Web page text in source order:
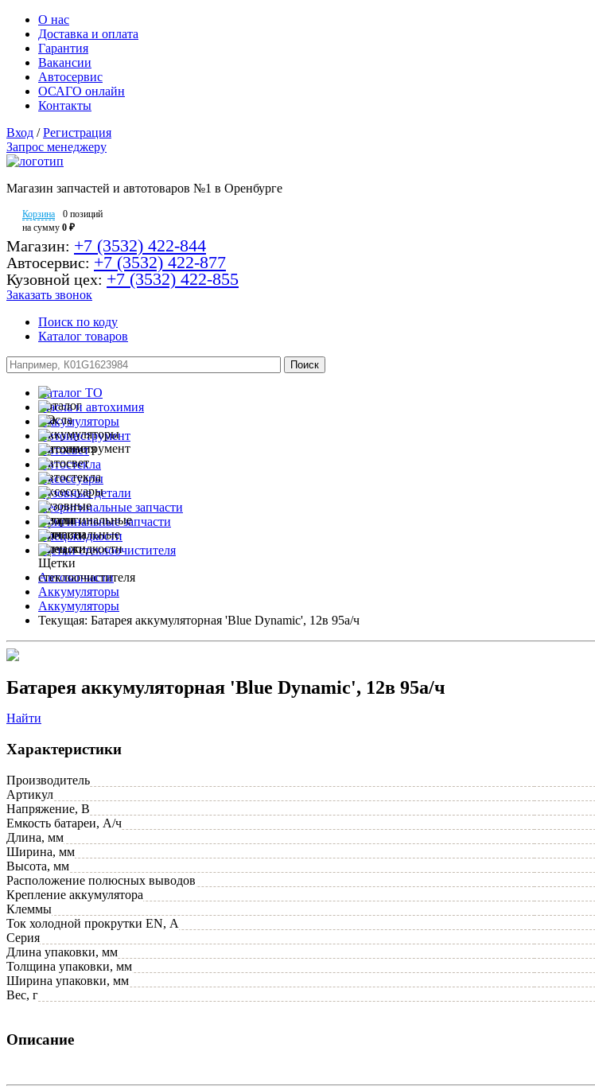
О нас
Доставка и оплата
Гарантия
Вакансии
Автосервис
ОСАГО онлайн
Контакты
Вход / Регистрация
Запрос менеджеру
Магазин запчастей и автотоваров №1 в Оренбурге
Корзина
0 позиций
на сумму 0 ₽
Магазин: +7 (3532) 422-844
Автосервис: +7 (3532) 422-877
Кузовной цех: +7 (3532) 422-855
Заказать звонок
Поиск по коду
Каталог товаров
Каталог ТО
Масла и автохимия
Аккумуляторы
Автоинструмент
Автосвет
Автостекла
Аксессуары
Кузовные детали
Неоригинальные запчасти
Оригинальные запчасти
Спец.жидкости
Щетки стеклоочистителя
Автозапчасти
Аккумуляторы
Аккумуляторы
Текущая: Батарея аккумуляторная 'Blue Dynamic', 12в 95а/ч
Батарея аккумуляторная 'Blue Dynamic', 12в 95а/ч
Найти
Характеристики
Производитель
Артикул
Напряжение, В
Емкость батареи, А/ч
Длина, мм
Ширина, мм
Высота, мм
Расположение полюсных выводов
Крепление аккумулятора
Клеммы
Ток холодной прокрутки EN, А
Серия
Длина упаковки, мм
Толщина упаковки, мм
Ширина упаковки, мм
Вес, г
Описание